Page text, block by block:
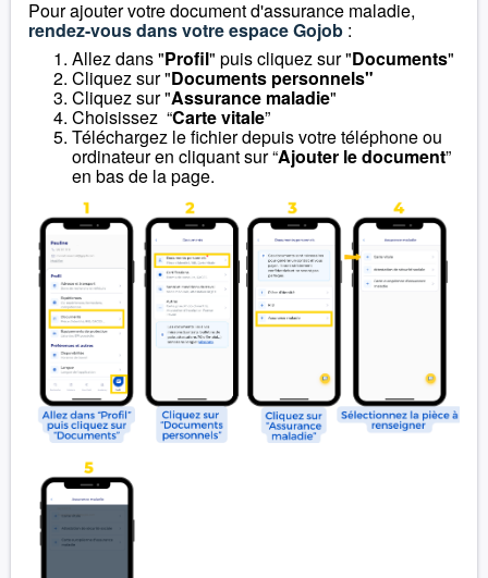
Pour ajouter votre document d'assurance maladie,
rendez-vous dans votre espace Gojob :
Allez dans "Profil" puis cliquez sur "Documents"
Cliquez sur "Documents personnels"
Cliquez sur "Assurance maladie"
Choisissez “Carte vitale”
Téléchargez le fichier depuis votre téléphone ou
ordinateur en cliquant sur “Ajouter le document”
en bas de la page.